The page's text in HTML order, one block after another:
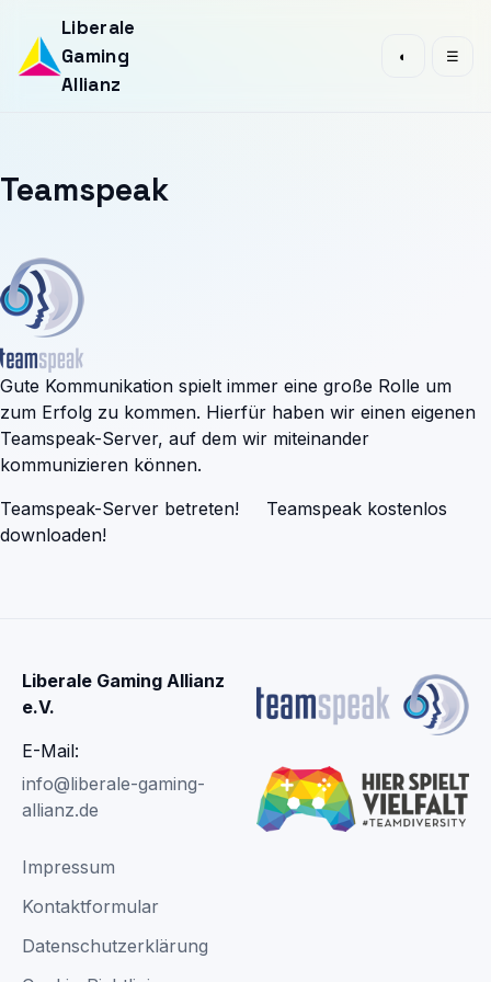
Liberale
Gaming
Allianz
◐ ☰
Teamspeak
Gute Kommunikation spielt immer eine große Rolle um
zum Erfolg zu kommen. Hierfür haben wir einen eigenen
Teamspeak-Server, auf dem wir miteinander
kommunizieren können.
Teamspeak-Server betreten!
Teamspeak kostenlos
downloaden!
Liberale Gaming Allianz
e.V.
E-Mail:
info@liberale-gaming-
allianz.de
Impressum
Kontaktformular
Datenschutzerklärung